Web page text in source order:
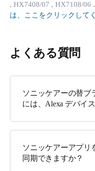
, HX7408/07 , HX7108/06 .
は、ここをクリックして
よくある質問
ソニッケアーの替ブ
には、Alexa デバイ
ソニッケアーアプリ
同期できますか？